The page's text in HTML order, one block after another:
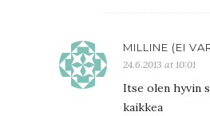
MILLINE (EI
24.6.2013 at 10:01
Itse olen hyvin
kaikkea